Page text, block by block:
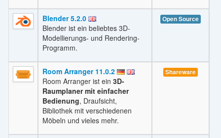
Blender 5.2.0
Blender ist ein beliebtes 3D-
Modellierungs- und Rendering-
Programm.
Open Source
Room Arranger 11.0.2
Room Arranger ist ein 3D-
Raumplaner mit einfacher
Bedienung, Draufsicht,
Bibliothek mit verschiedenen
Möbeln und vieles mehr.
Shareware